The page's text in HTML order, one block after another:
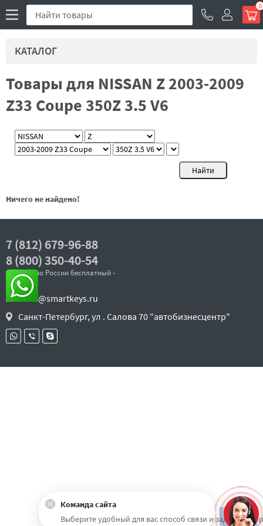
0
КАТАЛОГ
Товары для NISSAN Z 2003-2009
Z33 Coupe 350Z 3.5 V6
Ничего не найдено!
7 (812) 679-96-88
8 (800) 350-40-54
- звонок по России бесплатный -
sales@smartkeys.ru
Санкт-Петербург, ул . Салова 70 "автобизнесцентр"
Наверх
Команда сайта
Выберите удобный для вас способ связи и задайте